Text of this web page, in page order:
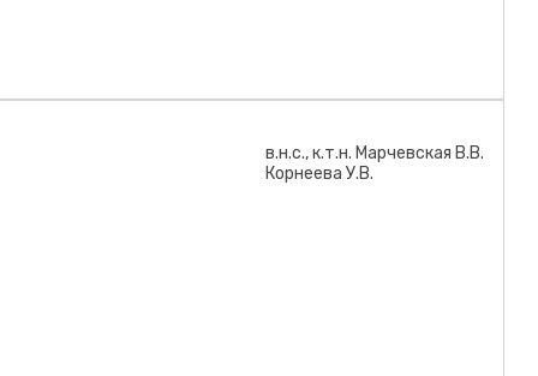
в.н.с., к.т.н. Марчевская В.В.
Корнеева У.В.